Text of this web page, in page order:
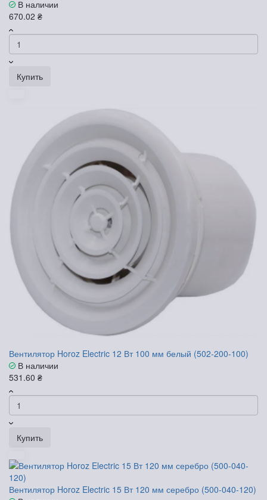
В наличии
670.02 ₴
Купить
Вентилятор Horoz Electric 12 Вт 100 мм белый (502-200-100)
В наличии
531.60 ₴
Купить
Вентилятор Horoz Electric 15 Вт 120 мм серебро (500-040-120)